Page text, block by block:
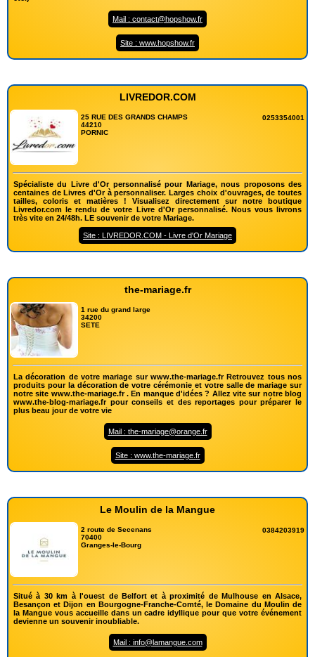
Mail : contact@hopshow.fr
Site : www.hopshow.fr
LIVREDOR.COM
25 RUE DES GRANDS CHAMPS
44210
PORNIC
0253354001
Spécialiste du Livre d'Or personnalisé pour Mariage, nous proposons des
centaines de Livres d'Or à personnaliser. Larges choix d'ouvrages, de toutes
tailles, coloris et matières ! Visualisez directement sur notre boutique
Livredor.com le rendu de votre Livre d'Or personnalisé. Nous vous livrons
très vite en 24/48h. LE souvenir de votre Mariage.
Site : LIVREDOR.COM - Livre d'Or Mariage
the-mariage.fr
1 rue du grand large
34200
SETE
La décoration de votre mariage sur www.the-mariage.fr Retrouvez tous nos
produits pour la décoration de votre cérémonie et votre salle de mariage sur
notre site www.the-mariage.fr . En manque d'idées ? Allez vite sur notre blog
www.the-blog-mariage.fr pour conseils et des reportages pour préparer le
plus beau jour de votre vie
Mail : the-mariage@orange.fr
Site : www.the-mariage.fr
Le Moulin de la Mangue
2 route de Secenans
70400
Granges-le-Bourg
0384203919
Situé à 30 km à l'ouest de Belfort et à proximité de Mulhouse en Alsace,
Besançon et Dijon en Bourgogne-Franche-Comté, le Domaine du Moulin de
la Mangue vous accueille dans un cadre idyllique pour que votre événement
devienne un souvenir inoubliable.
Mail : info@lamangue.com